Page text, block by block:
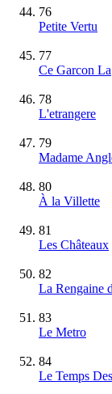
76
Petite Vertu
77
Ce Garcon La
78
L'etrangere
79
Madame
80
À la Villette
81
Les Châteaux
82
La Rengaine
83
Le Metro
84
Le Temps